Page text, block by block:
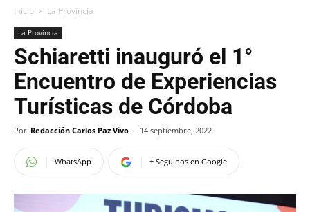
Inicio La Provincia
La Provincia
Schiaretti inauguró el 1°
Encuentro de Experiencias
Turísticas de Córdoba
Por Redacción Carlos Paz Vivo - 14 septiembre, 2022
WhatsApp + Seguinos en Google